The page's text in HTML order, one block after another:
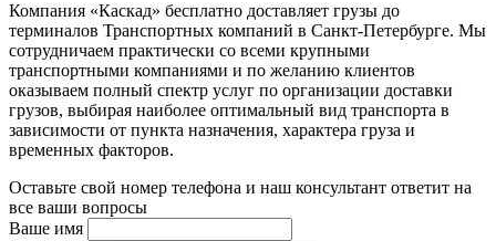
Компания «Каскад» бесплатно доставляет грузы до
терминалов Транспортных компаний в Санкт-Петербурге. Мы
сотрудничаем практически со всеми крупными
транспортными компаниями и по желанию клиентов
оказываем полный спектр услуг по организации доставки
грузов, выбирая наиболее оптимальный вид транспорта в
зависимости от пункта назначения, характера груза и
временных факторов.
Оставьте свой номер телефона и наш консультант ответит на
все ваши вопросы
Ваше имя